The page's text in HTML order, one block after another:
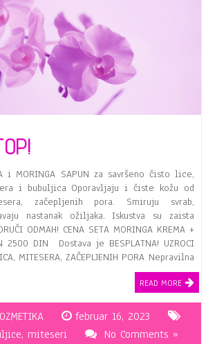
i MORINGA SAPUN za savršeno čisto lice,
i bubuljica Oporavljaju i čiste kožu od
začepljenih pora. Smiruju svrab,
nastanak ožiljaka. Iskustva su zaista
ODMAH! CENA SETA MORINGA KREMA +
2500 DIN Dostava je BESPLATNA! UZROCI
MITESERA, ZAČEPLJENIH PORA Nepravilna
READ MORE
februar 16, 2023
, miteseri No Comments »